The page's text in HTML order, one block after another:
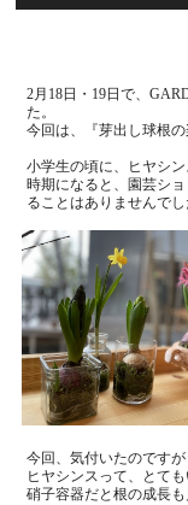
2月 18日・ 19日で、
た。
今回は、『芽出し球根
小学生の頃に、ヒヤシ
時期になると、園芸シ
ることはありませんでし
今回、気付いたのですが
ヒヤシンスって、とて
硝子容器だと根の成長